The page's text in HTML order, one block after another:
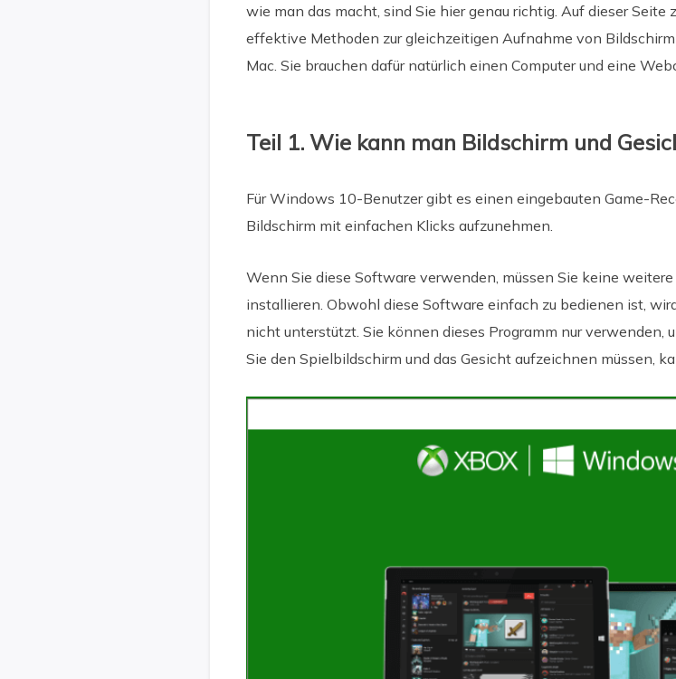
wie man das macht, sind Sie hier genau richtig. Auf dieser
effektive Methoden zur gleichzeitigen Aufnahme von
Mac. Sie brauchen dafür natürlich einen Computer und eine
Teil 1. Wie kann man Bildschirm und
Für Windows 10-Benutzer gibt es einen eingebauten Game-
Bildschirm mit einfachen Klicks aufzunehmen.
Wenn Sie diese Software verwenden, müssen Sie keine
installieren. Obwohl diese Software einfach zu bedienen ist,
nicht unterstützt. Sie können dieses Programm nur verwenden,
Sie den Spielbildschirm und das Gesicht aufzeichnen müssen,